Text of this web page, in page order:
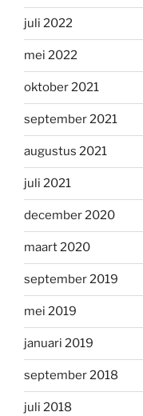
juli 2022
mei 2022
oktober 2021
september 2021
augustus 2021
juli 2021
december 2020
maart 2020
september 2019
mei 2019
januari 2019
september 2018
juli 2018